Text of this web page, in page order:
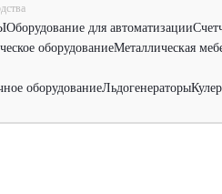
Оборудование для автоматизации
оборудованиеМеталлическая
оборудованиеЛьдогенераторы